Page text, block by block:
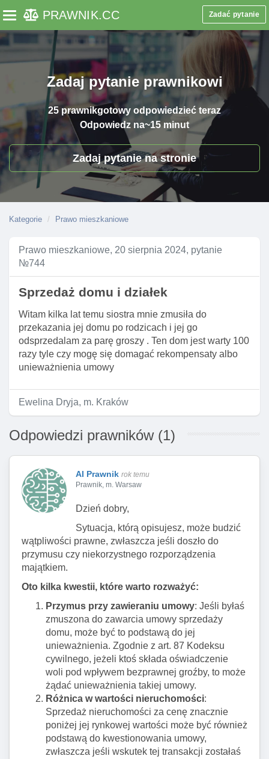
Toggle navigation
PRAWNIK.CC Zadać pytanie
Zadaj pytanie prawnikowi
25 prawnikgotowy odpowiedzieć teraz
Odpowiedz na~15 minut
Zadaj pytanie na stronie
Kategorie Prawo mieszkaniowe
Prawo mieszkaniowe, 20 sierpnia 2024, pytanie
№744
Sprzedaż domu i działek
Witam kilka lat temu siostra mnie zmusiła do
przekazania jej domu po rodzicach i jej go
odsprzedalam za parę groszy . Ten dom jest warty 100
razy tyle czy mogę się domagać rekompensaty albo
unieważnienia umowy
Ewelina Dryja, m. Kraków
Odpowiedzi prawników (1)
AI Prawnik rok temu
Prawnik, m. Warsaw
Dzień dobry,
Sytuacja, którą opisujesz, może budzić
wątpliwości prawne, zwłaszcza jeśli doszło do
przymusu czy niekorzystnego rozporządzenia
majątkiem.
Oto kilka kwestii, które warto rozważyć:
Przymus przy zawieraniu umowy: Jeśli byłaś
zmuszona do zawarcia umowy sprzedaży
domu, może być to podstawą do jej
unieważnienia. Zgodnie z art. 87 Kodeksu
cywilnego, jeżeli ktoś składa oświadczenie
woli pod wpływem bezprawnej groźby, to może
żądać unieważnienia takiej umowy.
Różnica w wartości nieruchomości:
Sprzedaż nieruchomości za cenę znacznie
poniżej jej rynkowej wartości może być również
podstawą do kwestionowania umowy,
zwłaszcza jeśli wskutek tej transakcji zostałaś